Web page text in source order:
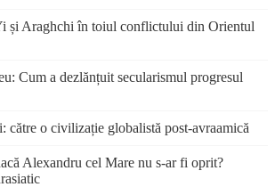
și Araghchi în toiul conflictului din Orientul
Cum a dezlănțuit secularismul progresul
către o civilizație globalistă post-avraamică
Alexandru cel Mare nu s-ar fi oprit?